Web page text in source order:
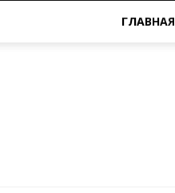
ГЛАВНАЯ